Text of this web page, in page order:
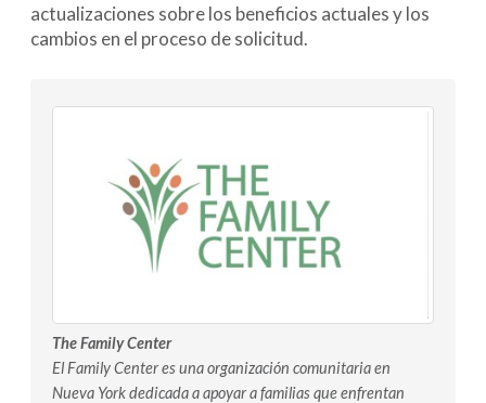
actualizaciones sobre los beneficios actuales y los
cambios en el proceso de solicitud.
The Family Center
El Family Center es una organización comunitaria en
Nueva York dedicada a apoyar a familias que enfrentan